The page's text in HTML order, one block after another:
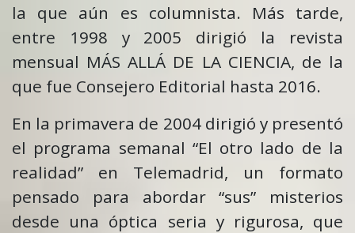
la que aún es columnista. Más tarde,
entre 1998 y 2005 dirigió la revista
mensual MÁS ALLÁ DE LA CIENCIA, de la
que fue Consejero Editorial hasta 2016.
En la primavera de 2004 dirigió y presentó
el programa semanal “El otro lado de la
realidad” en Telemadrid, un formato
pensado para abordar “sus” misterios
desde una óptica seria y rigurosa, que